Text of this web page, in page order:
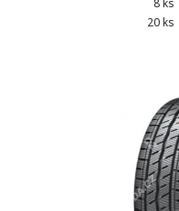
8 ks
20 ks